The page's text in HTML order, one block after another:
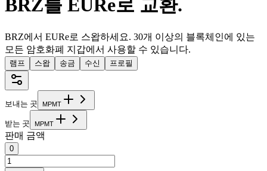
BRZ를 EURe로 교환.
BRZ에서 EURe로 스왑하세요. 30개 이상의 블록체인에 있는
모든 암호화폐 지갑에서 사용할 수 있습니다.
램프 스왑 송금 수신 프로필
보내는 곳 MPMT
받는 곳 MPMT
판매 금액
0